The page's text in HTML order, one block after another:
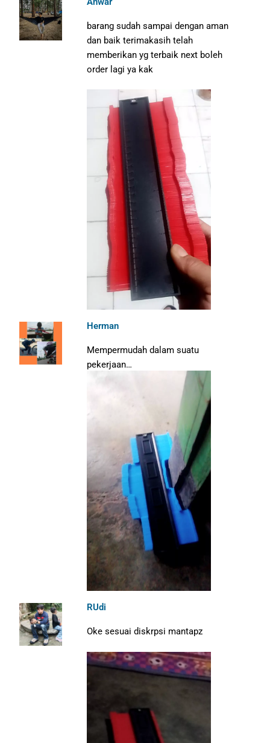
barang sudah sampai dengan aman
dan baik terimakasih telah
memberikan yg terbaik next boleh
order lagi ya kak
Herman
Mempermudah dalam suatu
pekerjaan…
RUdi
Oke sesuai diskrpsi mantapz